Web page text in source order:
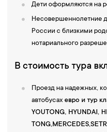
Дети оформляются на
Несовершеннолетние
России с близкими
нотариального
В стоимость тура
Проезд на надежных,
автобусахевро и тур
YOUTONG, HYUNDAI,
TONG,